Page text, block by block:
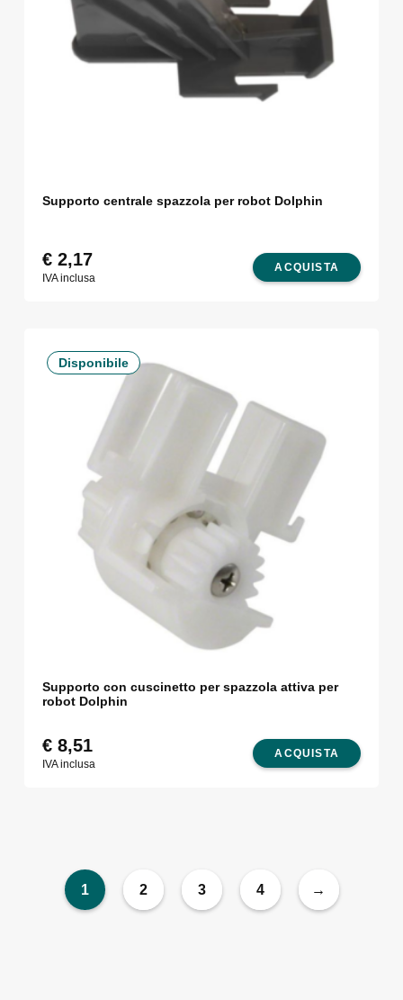
Supporto centrale spazzola per robot Dolphin
ACQUISTA
€2,17
IVA inclusa
Disponibile
Supporto con cuscinetto per spazzola attiva per
robot Dolphin
ACQUISTA
€8,51
IVA inclusa
1 2 3 4 →